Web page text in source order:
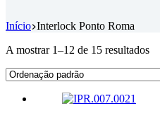
Início Interlock Ponto Roma
A mostrar 1–12 de 15 resultados